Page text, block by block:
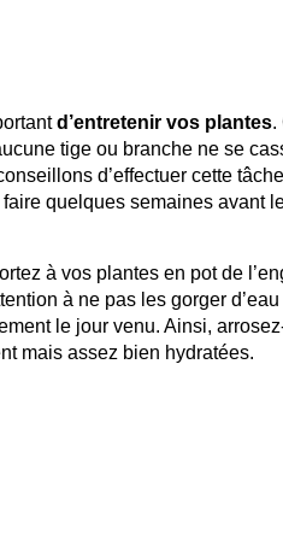
d’entretenir vos plantes.
tige ou branche ne se
d’effectuer cette
quelques semaines avant
à vos plantes en pot de
à ne pas les gorger
le jour venu. Ainsi,
mais assez bien hydratées.